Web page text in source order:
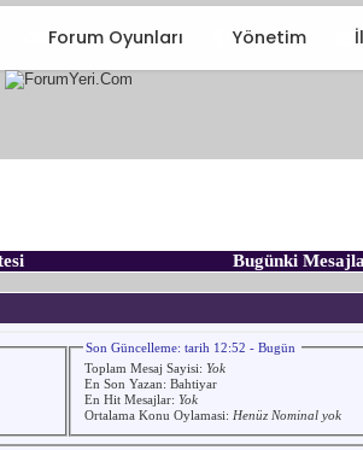
Forum Oyunları Yönetim
Bugünki
Son Güncelleme: tarih 12:52 - Bugün
Toplam Mesaj Sayisi:Yok
En Son Yazan:Bahtiyar
En Hit Mesajlar:Yok
Ortalama Konu Oylamasi: Henüz Nominal yok